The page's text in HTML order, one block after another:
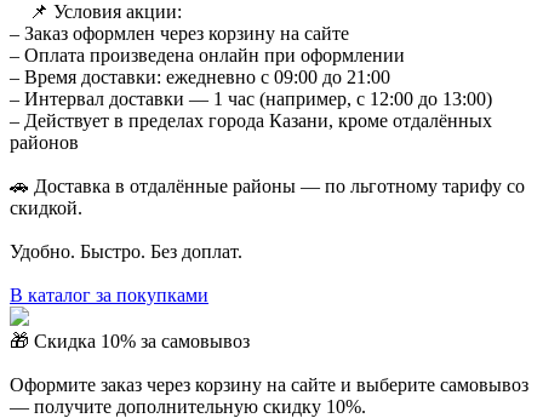
⠀ 📌 Условия акции:
– Заказ оформлен через корзину на сайте
– Оплата произведена онлайн при оформлении
– Время доставки: ежедневно с 09:00 до 21:00
– Интервал доставки — 1 час (например, с 12:00 до 13:00)
– Действует в пределах города Казани, кроме отдалённых
районов
🚗 Доставка в отдалённые районы — по льготному тарифу со
скидкой.
Удобно. Быстро. Без доплат.
В каталог за покупками
🎁 Скидка 10% за самовывоз
Оформите заказ через корзину на сайте и выберите самовывоз
— получите дополнительную скидку 10%.